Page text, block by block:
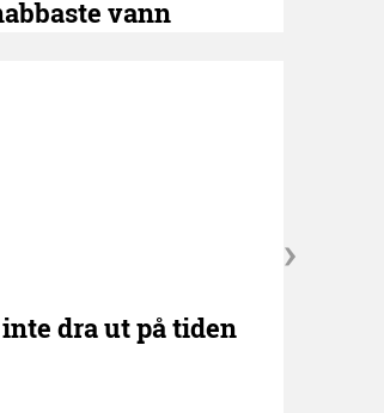
vann
dra ut på tiden